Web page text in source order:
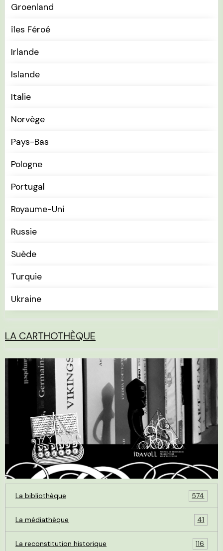
Groenland
îles Féroé
Irlande
Islande
Italie
Norvège
Pays-Bas
Pologne
Portugal
Royaume-Uni
Russie
Suède
Turquie
Ukraine
LA CARTHOTHÈQUE
La bibliothèque 574
La médiathèque 41
La reconstitution historique 116